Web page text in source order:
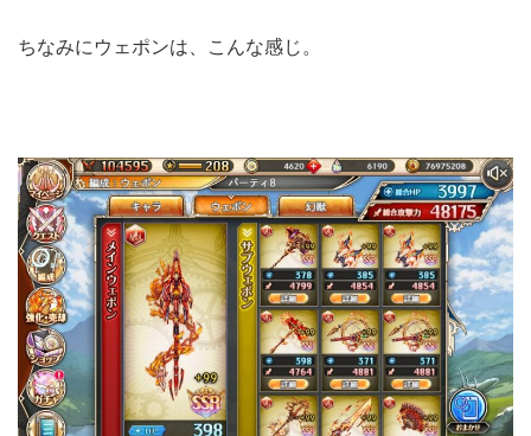
ちなみにウェポンは、こんな感じ。